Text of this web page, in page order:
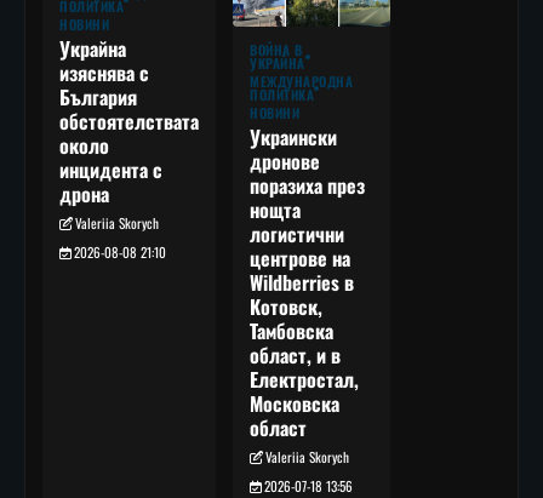
ПОЛИТИКА
НОВИНИ
Украйна
изяснява с
България
обстоятелствата
около
инцидента с
дрона
Valeriia Skorych
2026-08-08 21:10
ВОЙНА В
УКРАЙНА
МЕЖДУНАРОДНА
ПОЛИТИКА
НОВИНИ
Украински
дронове
поразиха през
нощта
логистични
центрове на
Wildberries в
Котовск,
Тамбовска
област, и в
Електростал,
Московска
област
Valeriia Skorych
2026-07-18 13:56